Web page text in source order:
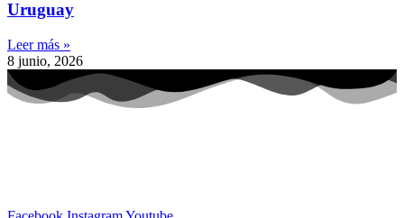
Uruguay
Leer más »
8 junio, 2026